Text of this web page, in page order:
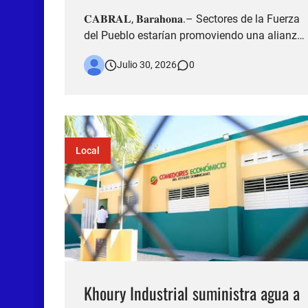
𝐂𝐀𝐁𝐑𝐀𝐋, 𝐁𝐚𝐫𝐚𝐡𝐨𝐧𝐚.– Sectores de la Fuerza
del Pueblo estarían promoviendo una alianza
Dominicana (PLD), con miras a presentar una
2028. La información fue of…
Julio 30, 2026 0
Local
Khoury Industrial suministra agua a